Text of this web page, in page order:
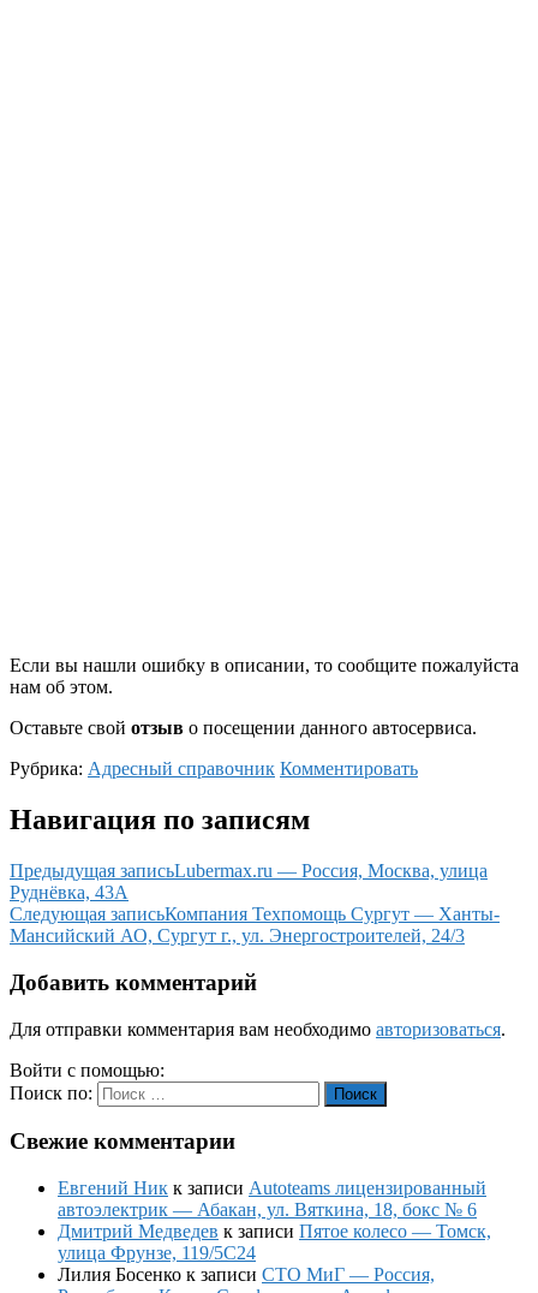
Если вы нашли ошибку в описании, то сообщите пожалуйста
нам об этом.
Оставьте свой отзыв о посещении данного автосервиса.
Рубрика: Адресный справочник Комментировать
Навигация по записям
Предыдущая записьLubermax.ru — Россия, Москва, улица
Руднёвка, 43А
Следующая записьКомпания Техпомощь Сургут — Ханты-
Мансийский АО, Сургут г., ул. Энергостроителей, 24/3
Добавить комментарий
Для отправки комментария вам необходимо авторизоваться.
Войти с помощью:
Поиск по:
Поиск
Свежие комментарии
Евгений Ник к записи Autoteams лицензированный
автоэлектрик — Абакан, ул. Вяткина, 18, бокс № 6
Дмитрий Медведев к записи Пятое колесо — Томск,
улица Фрунзе, 119/5С24
Лилия Босенко к записи СТО МиГ — Россия,